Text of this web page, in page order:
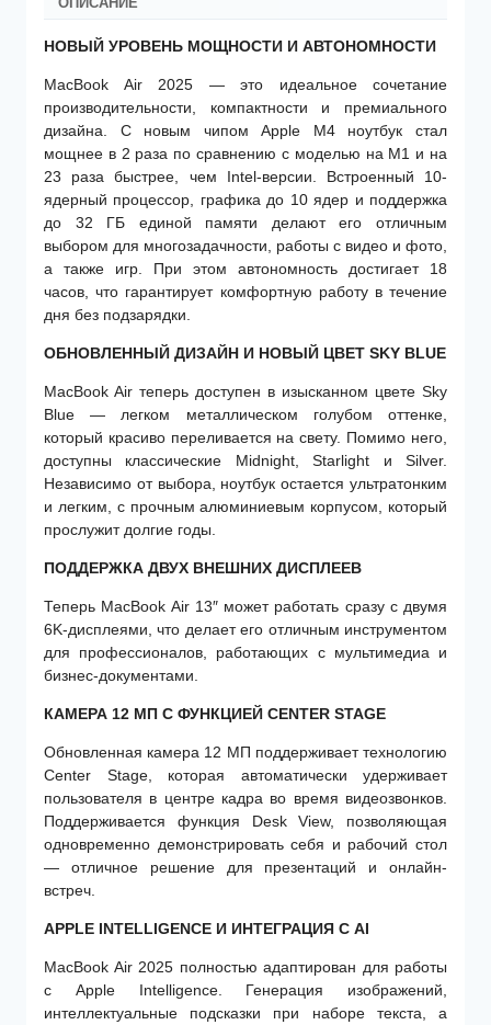
НОВЫЙ УРОВЕНЬ МОЩНОСТИ И АВТОНОМНОСТИ
MacBook Air 2025 — это идеальное сочетание
производительности, компактности и премиального
дизайна. С новым чипом Apple M4 ноутбук стал
мощнее в 2 раза по сравнению с моделью на M1 и на
23 раза быстрее, чем Intel-версии. Встроенный 10-
ядерный процессор, графика до 10 ядер и поддержка
до 32 ГБ единой памяти делают его отличным
выбором для многозадачности, работы с видео и фото,
а также игр. При этом автономность достигает 18
часов, что гарантирует комфортную работу в течение
дня без подзарядки.
ОБНОВЛЕННЫЙ ДИЗАЙН И НОВЫЙ ЦВЕТ SKY BLUE
MacBook Air теперь доступен в изысканном цвете Sky
Blue — легком металлическом голубом оттенке,
который красиво переливается на свету. Помимо него,
доступны классические Midnight, Starlight и Silver.
Независимо от выбора, ноутбук остается ультратонким
и легким, с прочным алюминиевым корпусом, который
прослужит долгие годы.
ПОДДЕРЖКА ДВУХ ВНЕШНИХ ДИСПЛЕЕВ
Теперь MacBook Air 13″ может работать сразу с двумя
6K-дисплеями, что делает его отличным инструментом
для профессионалов, работающих с мультимедиа и
бизнес-документами.
КАМЕРА 12 МП С ФУНКЦИЕЙ CENTER STAGE
Обновленная камера 12 МП поддерживает технологию
Center Stage, которая автоматически удерживает
пользователя в центре кадра во время видеозвонков.
Поддерживается функция Desk View, позволяющая
одновременно демонстрировать себя и рабочий стол
— отличное решение для презентаций и онлайн-
встреч.
APPLE INTELLIGENCE И ИНТЕГРАЦИЯ С AI
MacBook Air 2025 полностью адаптирован для работы
с Apple Intelligence. Генерация изображений,
интеллектуальные подсказки при наборе текста, а